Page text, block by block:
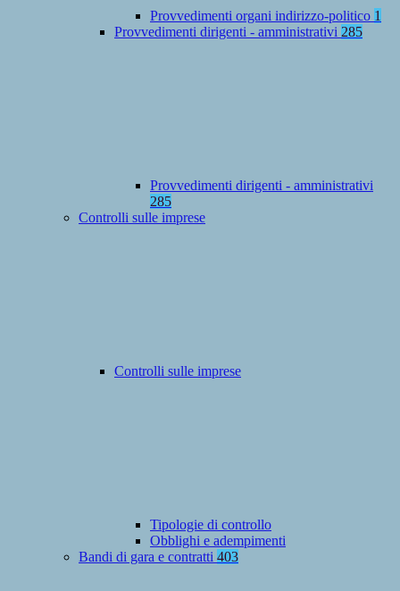
Provvedimenti organi indirizzo-politico 1
Provvedimenti dirigenti - amministrativi 285
Provvedimenti dirigenti - amministrativi
285
Controlli sulle imprese
Controlli sulle imprese
Tipologie di controllo
Obblighi e adempimenti
Bandi di gara e contratti 403